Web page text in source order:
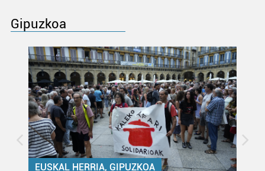
Gipuzkoa
EUSKAL HERRIA, GIPUZKOA